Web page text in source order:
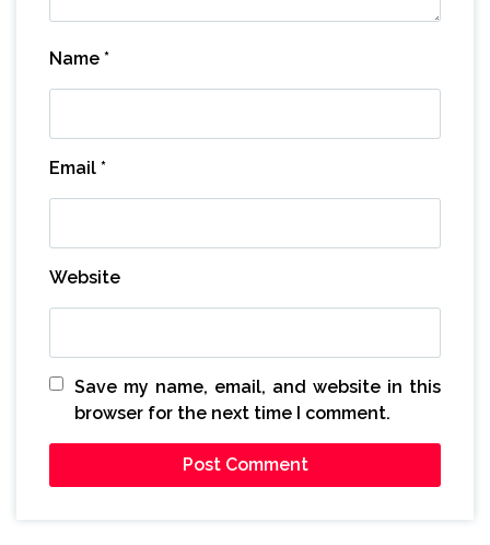
Name *
Email *
Website
Save my name, email, and website in this
browser for the next time I comment.